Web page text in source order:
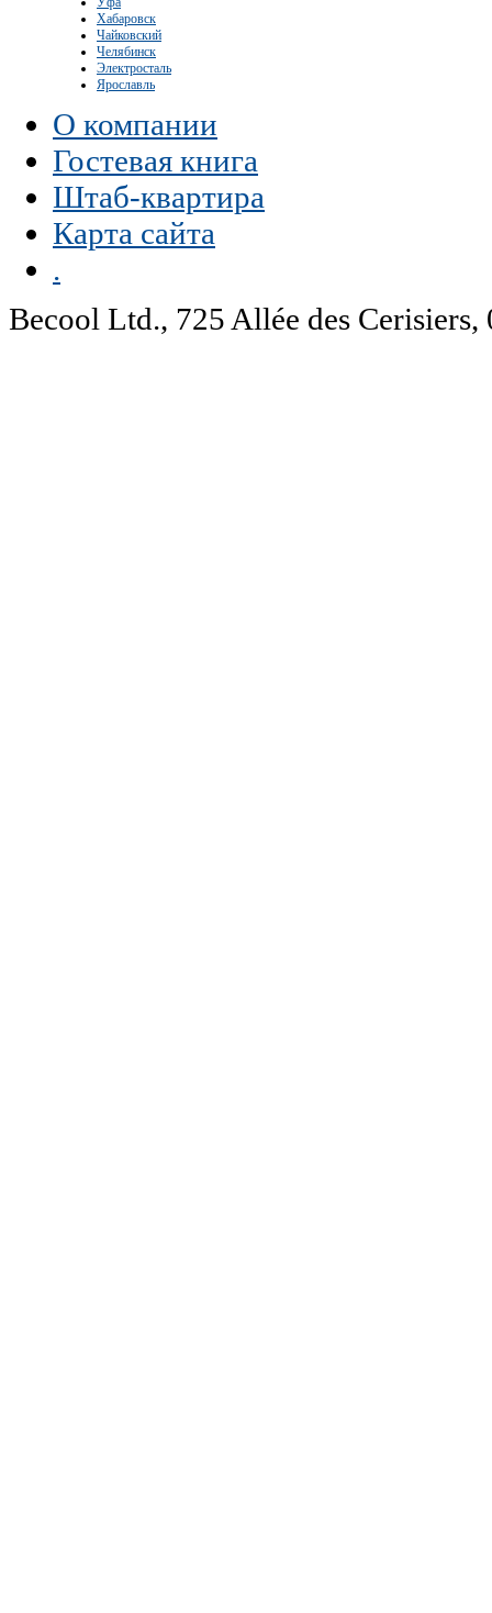
Хабаровск
Чайковский
Челябинск
Электросталь
Ярославль
О компании
Гостевая книга
Штаб-квартира
Карта сайта
.
Becool Ltd., 725 Allée des